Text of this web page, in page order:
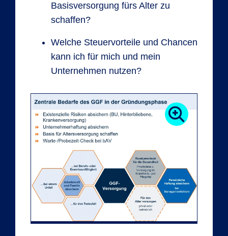
Basisversorgung fürs Alter zu
schaffen?
Welche Steuervorteile und Chancen
kann ich für mich und mein
Unternehmen nutzen?